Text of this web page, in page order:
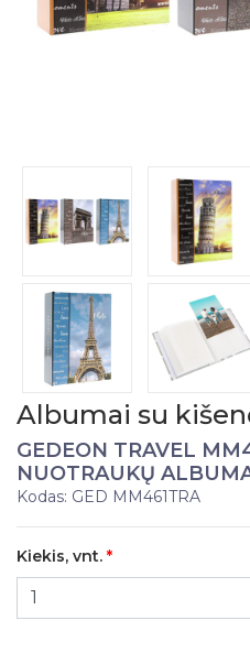
Albumai su
GEDEON TRAVEL
NUOTRAUKŲ
Kodas: GED MM461TRA
Kiekis, vnt.